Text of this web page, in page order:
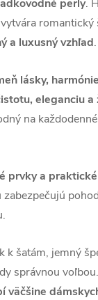
perly.
a luxusný vzhľad.
lásky,
eleganciu a
na
prvky a
k šatám, jemný
správnou voľbou.
väčšine